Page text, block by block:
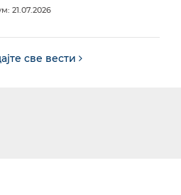
21.07.2026
све вести